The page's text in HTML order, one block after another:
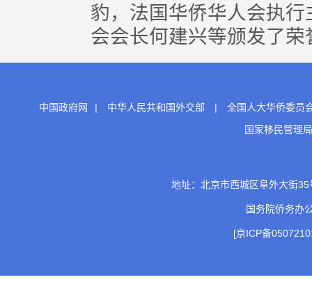
豹，法国华侨华人会执
会会长何建兴等颁发了荣
中国政府网 | 中华人民共和国外交部 |
全国人大华侨委员
国家移民管理局
地址：北京市西城区阜外大街
国务院侨务
[京ICP备